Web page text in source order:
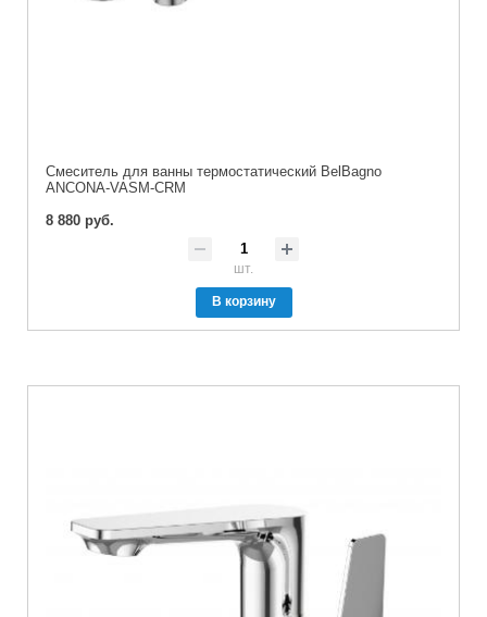
Смеситель для ванны термостатический BelBagno
ANCONA-VASM-CRM
8 880 руб.
шт.
В корзину